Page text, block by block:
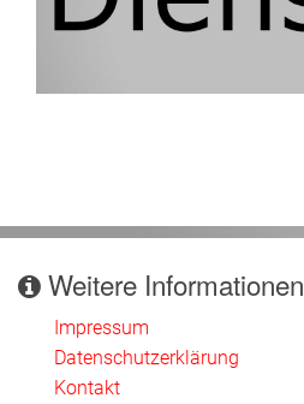
Weitere Informationen
Impressum
Datenschutzerklärung
Kontakt